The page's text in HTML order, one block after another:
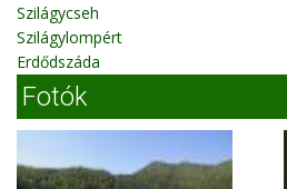
Szilágycseh
Szilágylompért
Erdődszáda
Fotók